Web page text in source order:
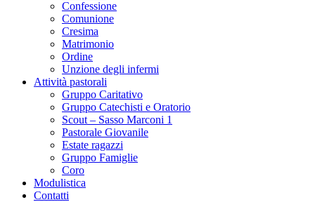
Confessione
Comunione
Cresima
Matrimonio
Ordine
Unzione degli infermi
Attività pastorali
Gruppo Caritativo
Gruppo Catechisti e Oratorio
Scout – Sasso Marconi 1
Pastorale Giovanile
Estate ragazzi
Gruppo Famiglie
Coro
Modulistica
Contatti